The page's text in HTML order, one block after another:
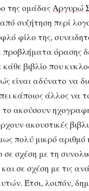
της ομάδαςΑργυρώ
συζήτηση περί
φίλο της,
προβλήματα όρασης
βιβλίο που
είναι αδύνατο να
κάποιος άλλος να
το ακούσουν
ακουστικές
πολύ μικρό
σε σχέση με τη
σε σχέση με τις
Έτσι, λοιπόν,